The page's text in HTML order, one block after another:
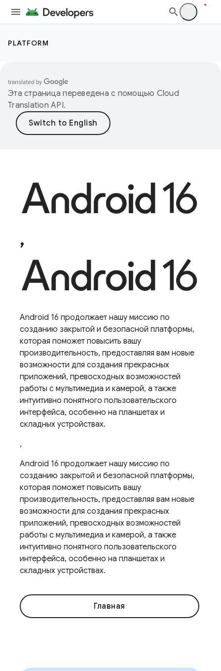
PLATFORM
Эта страница переведена с помощью Cloud
Translation API.
,
Android 16 продолжает нашу миссию по
созданию закрытой и безопасной платформы,
которая поможет повысить вашу
производительность, предоставляя вам новые
возможности для создания прекрасных
приложений, превосходных возможностей
работы с мультимедиа и камерой, а также
интуитивно понятного пользовательского
интерфейса, особенно на планшетах и ​​
складных устройствах.
,
Android 16 продолжает нашу миссию по
созданию закрытой и безопасной платформы,
которая поможет повысить вашу
производительность, предоставляя вам новые
возможности для создания прекрасных
приложений, превосходных возможностей
работы с мультимедиа и камерой, а также
интуитивно понятного пользовательского
интерфейса, особенно на планшетах и ​​
складных устройствах.
Главная